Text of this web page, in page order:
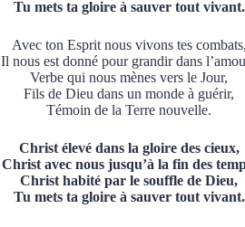
Tu mets ta gloire à sauver tout vivant.
Avec ton Esprit nous vivons tes combats,
Il nous est donné pour grandir dans
Verbe qui nous mènes vers le Jour,
Fils de Dieu dans un monde à guérir,
Témoin de la Terre nouvelle.
Christ élevé dans la gloire des cieux,
Christ avec nous jusqu’à la fin des
Christ habité par le souffle de Dieu,
Tu mets ta gloire à sauver tout vivant.